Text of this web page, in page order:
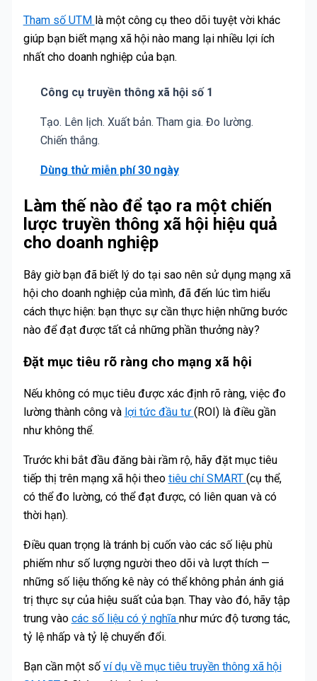
Tham số UTM là một công cụ theo dõi tuyệt vời khác
giúp bạn biết mạng xã hội nào mang lại nhiều lợi ích
nhất cho doanh nghiệp của bạn.
Công cụ truyền thông xã hội số 1
Tạo. Lên lịch. Xuất bản. Tham gia. Đo lường.
Chiến thắng.
Dùng thử miễn phí 30 ngày
Làm thế nào để tạo ra một chiến
lược truyền thông xã hội hiệu quả
cho doanh nghiệp
Bây giờ bạn đã biết lý do tại sao nên sử dụng mạng xã
hội cho doanh nghiệp của mình, đã đến lúc tìm hiểu
cách thực hiện: bạn thực sự cần thực hiện những bước
nào để đạt được tất cả những phần thưởng này?
Đặt mục tiêu rõ ràng cho mạng xã hội
Nếu không có mục tiêu được xác định rõ ràng, việc đo
lường thành công và lợi tức đầu tư (ROI) là điều gần
như không thể.
Trước khi bắt đầu đăng bài rầm rộ, hãy đặt mục tiêu
tiếp thị trên mạng xã hội theo tiêu chí SMART (cụ thể,
có thể đo lường, có thể đạt được, có liên quan và có
thời hạn).
Điều quan trọng là tránh bị cuốn vào các số liệu phù
phiếm như số lượng người theo dõi và lượt thích —
những số liệu thống kê này có thể không phản ánh giá
trị thực sự của hiệu suất của bạn. Thay vào đó, hãy tập
trung vào các số liệu có ý nghĩa như mức độ tương tác,
tỷ lệ nhấp và tỷ lệ chuyển đổi.
Bạn cần một số ví dụ về mục tiêu truyền thông xã hội